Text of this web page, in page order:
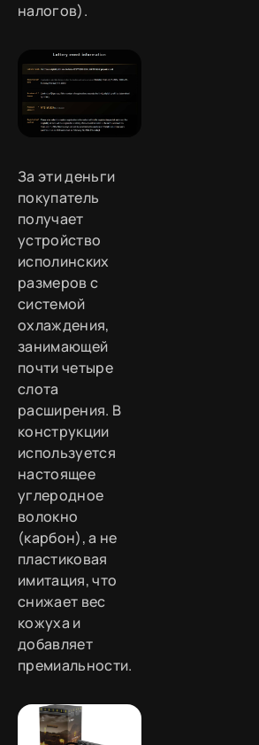
налогов).
За эти деньги
покупатель
получает
устройство
исполинских
размеров с
системой
охлаждения,
занимающей
почти четыре
слота
расширения. В
конструкции
используется
настоящее
углеродное
волокно
(карбон), а не
пластиковая
имитация, что
снижает вес
кожуха и
добавляет
премиальности.